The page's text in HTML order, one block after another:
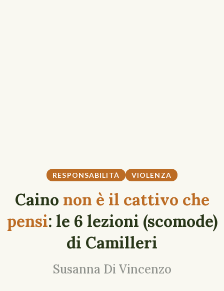
RESPONSABILITÀ VIOLENZA
Caino non è il cattivo che
pensi: le 6 lezioni (scomode)
di Camilleri
Susanna Di Vincenzo